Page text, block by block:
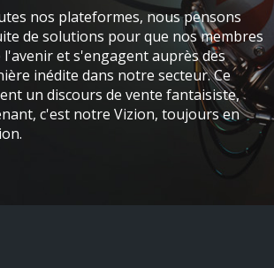
nos plateformes, nous pensons
de solutions pour que nos membres
et s'engagent auprès des
inédite dans notre secteur. Ce
un discours de vente fantaisiste,
c'est notre Vizion, toujours en